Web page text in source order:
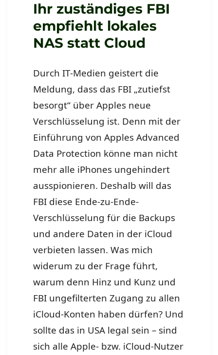
geht
die
Sonne
auf
Ihr zuständiges FBI
empfiehlt lokales
NAS statt Cloud
Durch IT-Medien geistert die
Meldung, dass das FBI „zutiefst
besorgt“ über Apples neue
Verschlüsselung ist. Denn mit der
Einführung von Apples Advanced
Data Protection könne man nicht
mehr alle iPhones ungehindert
ausspionieren. Deshalb will das
FBI diese Ende-zu-Ende-
Verschlüsselung für die Backups
und andere Daten in der iCloud
verbieten lassen. Was mich
widerum zu der Frage führt,
warum denn Hinz und Kunz und
FBI ungefilterten Zugang zu allen
iCloud-Konten haben dürfen? Und
sollte das in USA legal sein – sind
sich alle Apple- bzw. iCloud-Nutzer